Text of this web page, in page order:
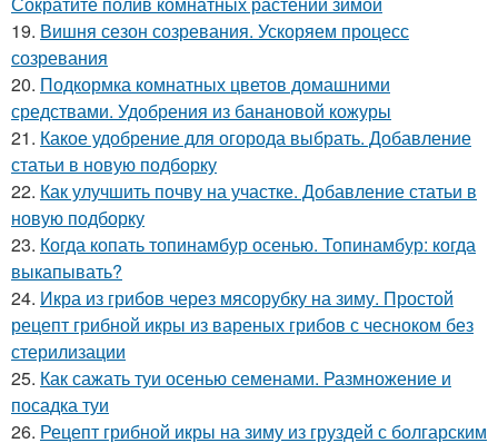
19. Вишня сезон созревания. Ускоряем процесс
созревания
20. Подкормка комнатных цветов домашними
средствами. Удобрения из банановой кожуры
21. Какое удобрение для огорода выбрать. Добавление
статьи в новую подборку
22. Как улучшить почву на участке. Добавление статьи в
новую подборку
23. Когда копать топинамбур осенью. Топинамбур: когда
выкапывать?
24. Икра из грибов через мясорубку на зиму. Простой
рецепт грибной икры из вареных грибов с чесноком без
стерилизации
25. Как сажать туи осенью семенами. Размножение и
посадка туи
26. Рецепт грибной икры на зиму из груздей с болгарским